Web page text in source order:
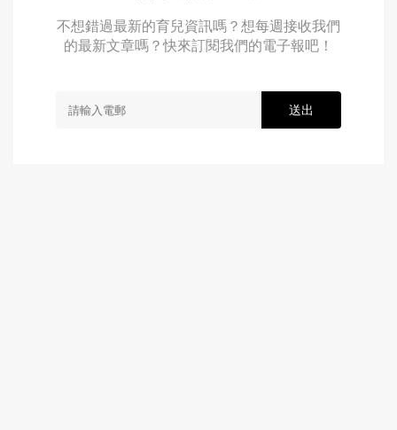
不想錯過最新的育兒資訊嗎？想每週接收我們
的最新文章嗎？快來訂閱我們的電子報吧！
送出